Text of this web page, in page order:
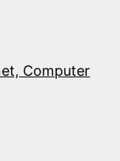
Computer